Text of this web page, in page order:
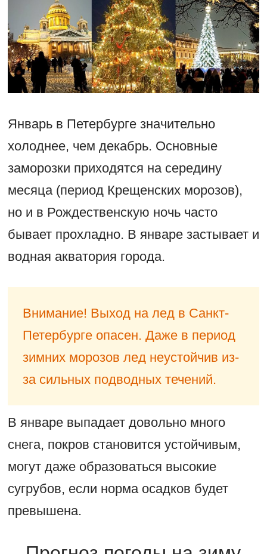
Январь в Петербурге значительно
холоднее, чем декабрь. Основные
заморозки приходятся на середину
месяца (период Крещенских морозов),
но и в Рождественскую ночь часто
бывает прохладно. В январе застывает и
водная акватория города.
Внимание! Выход на лед в Санкт-
Петербурге опасен. Даже в период
зимних морозов лед неустойчив из-
за сильных подводных течений.
В январе выпадает довольно много
снега, покров становится устойчивым,
могут даже образоваться высокие
сугрубов, если норма осадков будет
превышена.